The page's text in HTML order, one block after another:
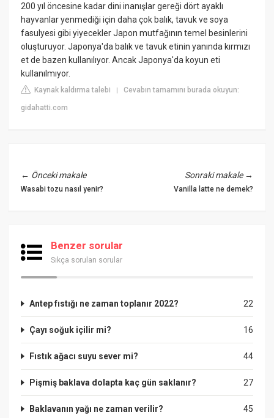
200 yıl öncesine kadar dini inanışlar gereği dört ayaklı
hayvanlar yenmediği için daha çok balık, tavuk ve soya
fasulyesi gibi yiyecekler Japon mutfağının temel besinlerini
oluşturuyor. Japonya'da balık ve tavuk etinin yanında kırmızı
et de bazen kullanılıyor. Ancak Japonya'da koyun eti
kullanılmıyor.
Kaynak kaldırma talebi |Cevabın tamamını burada okuyun:
gidahatti.com
← Önceki makale
Wasabi tozu nasıl yenir?
Sonraki makale→
Vanilla latte ne demek?
Benzer sorular
Sıkça sorulan sorular
22
Antep fıstığı ne zaman toplanır 2022?
16
Çayı soğuk içilir mi?
44
Fıstık ağacı suyu sever mi?
27
Pişmiş baklava dolapta kaç gün saklanır?
45
Baklavanın yağı ne zaman verilir?